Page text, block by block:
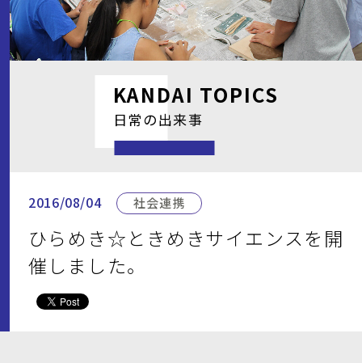
KANDAI TOPICS
日常の出来事
2016/08/04 社会連携
ひらめき☆ときめきサイエンスを開
催しました。